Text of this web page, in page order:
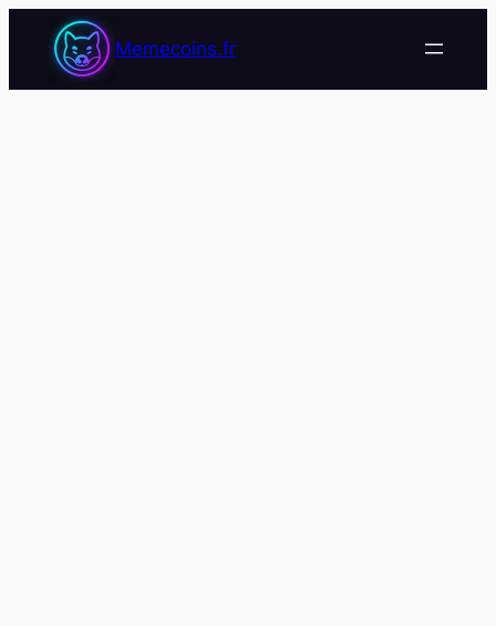
Memecoins.fr